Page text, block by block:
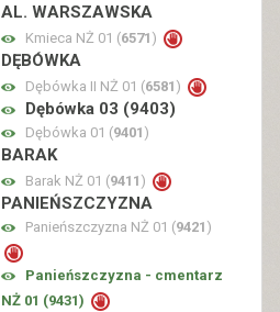
AL. WARSZAWSKA
Kmieca NŻ 01 (6571 )
DĘBÓWKA
Dębówka II NŻ 01 (6581 )
Dębówka 03 (9403)
Dębówka 01 (9401 )
BARAK
Barak NŻ 01 (9411 )
PANIEŃSZCZYZNA
Panieńszczyzna NŻ 01 (9421 )
Panieńszczyzna - cmentarz
NŻ 01 (9431)